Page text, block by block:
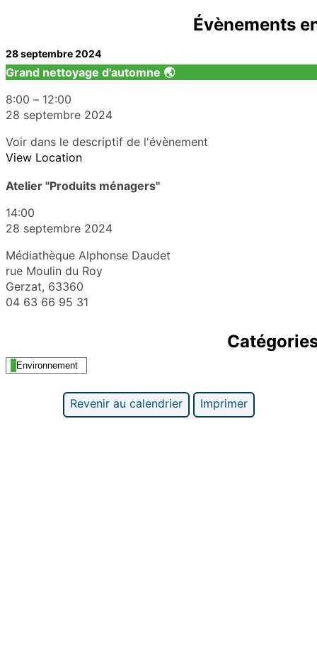
Évènements
28 septembre 2024
Grand nettoyage d'automne 🌏
8:00 – 12:00
28 septembre 2024
Voir dans le descriptif de l'évènement
View Location
Atelier "Produits ménagers"
14:00
28 septembre 2024
Médiathèque Alphonse Daudet
rue Moulin du Roy
Gerzat, 63360
04 63 66 95 31
Environnement
Revenir au calendrier Imprimer